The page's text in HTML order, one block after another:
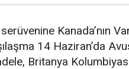
Kanada’nın
14 Haziran’da
Britanya